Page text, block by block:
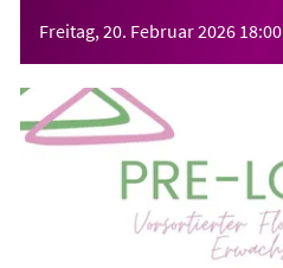
Freitag, 20. Februar 2026 18:00